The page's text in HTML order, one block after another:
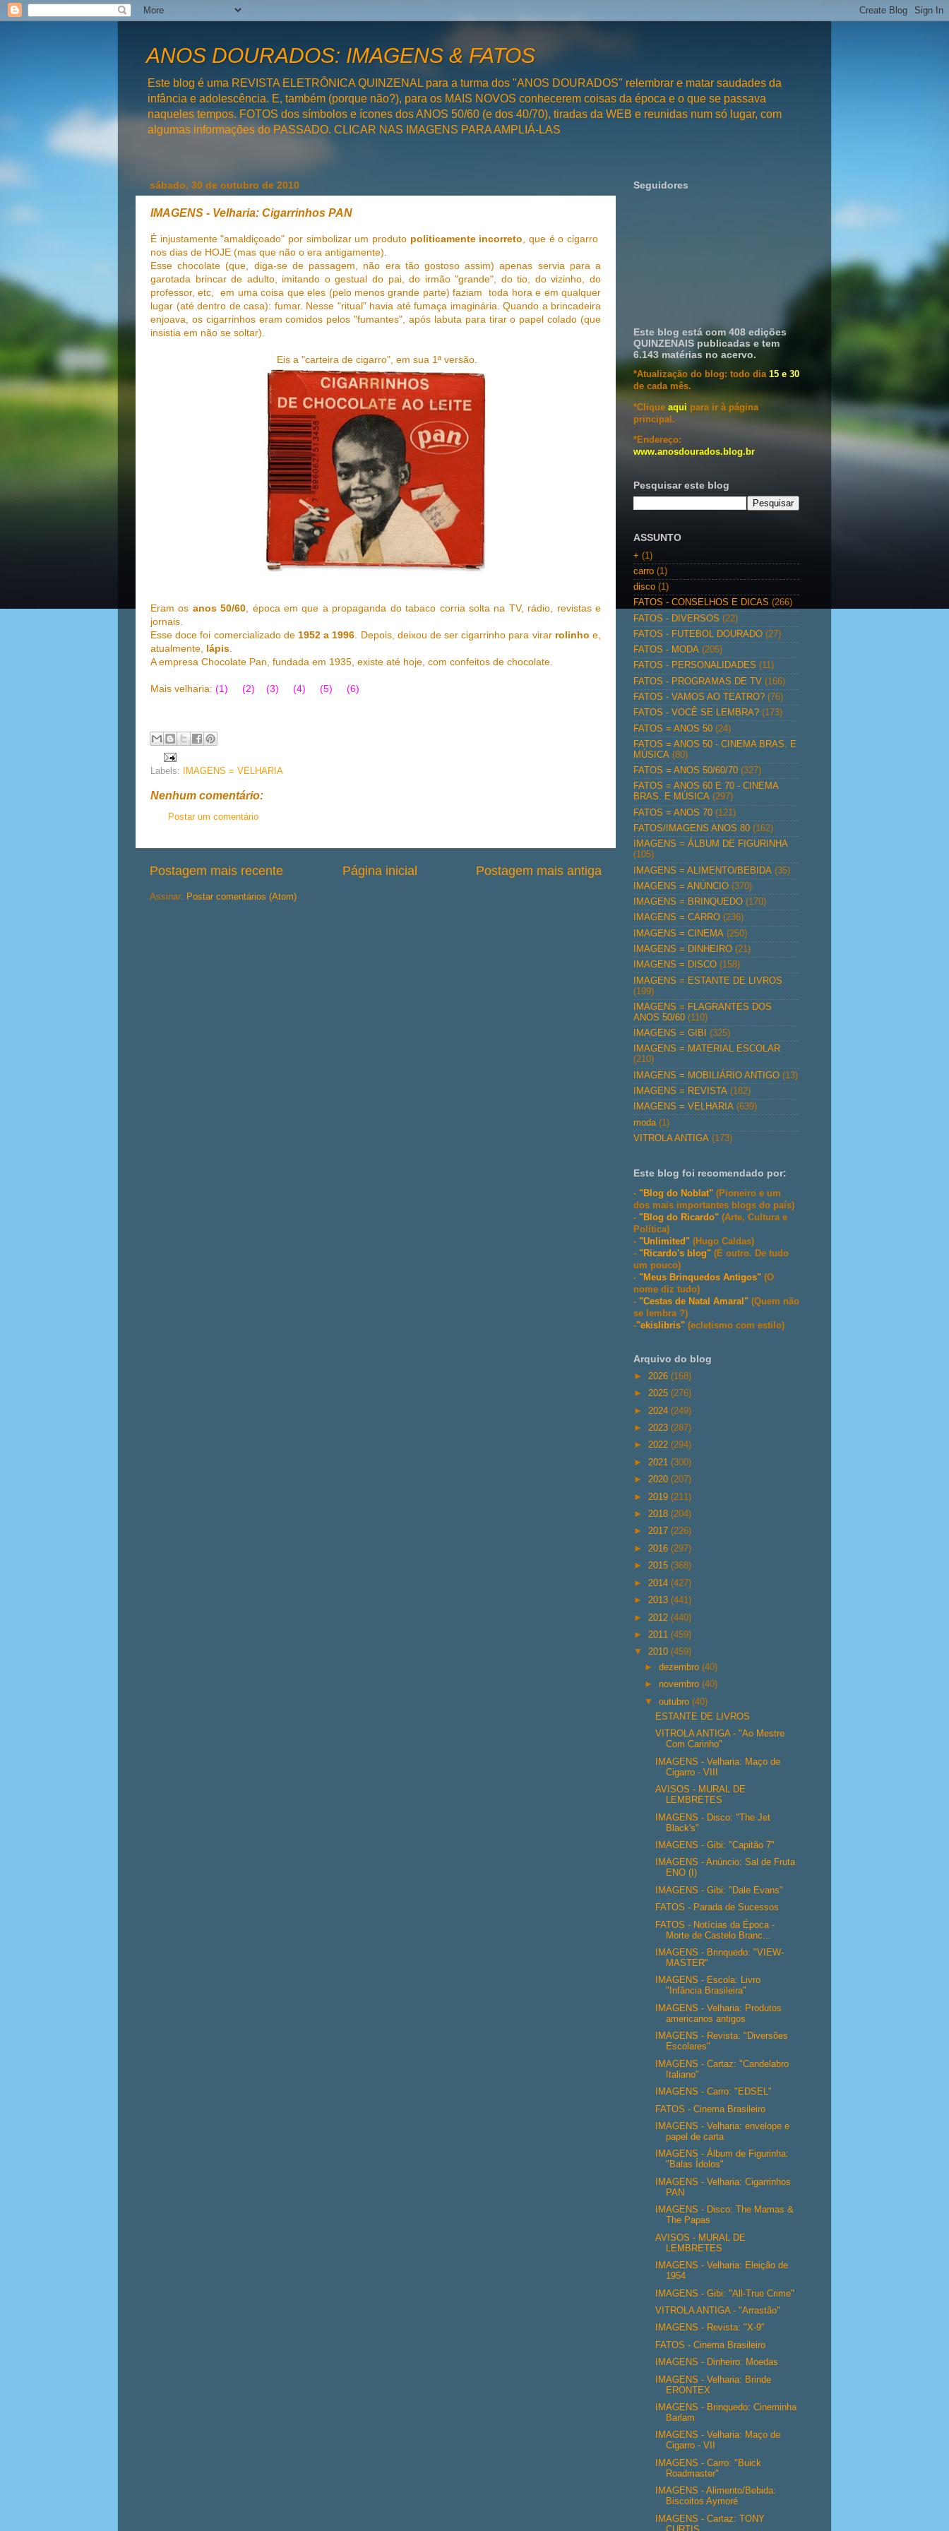
ANOS DOURADOS: IMAGENS & FATOS
Este blog é uma REVISTA ELETRÔNICA QUINZENAL para a turma dos "ANOS DOURADOS" relembrar e matar saudades da
infância e adolescência. E, também (porque não?), para os MAIS NOVOS conhecerem coisas da época e o que se passava
naqueles tempos. FOTOS dos símbolos e ícones dos ANOS 50/60 (e dos 40/70), tiradas da WEB e reunidas num só lugar, com
algumas informações do PASSADO. CLICAR NAS IMAGENS PARA AMPLIÁ-LAS
sábado, 30 de outubro de 2010
IMAGENS - Velharia: Cigarrinhos PAN
É injustamente "amaldiçoado" por simbolizar um produto politicamente incorreto, que é o cigarro
nos dias de HOJE (mas que não o era antigamente).
Esse chocolate (que, diga-se de passagem, não era tão gostoso assim) apenas servia para a
garotada brincar de adulto, imitando o gestual do pai, do irmão "grande", do tio, do vizinho, do
professor, etc, em uma coisa que eles (pelo menos grande parte) faziam toda hora e em qualquer
lugar (até dentro de casa): fumar. Nesse "ritual" havia até fumaça imaginária. Quando a brincadeira
enjoava, os cigarrinhos eram comidos pelos "fumantes", após labuta para tirar o papel colado (que
insistia em não se soltar).
Eis a "carteira de cigarro", em sua 1ª versão.
Eram os anos 50/60, época em que a propaganda do tabaco corria solta na TV, rádio, revistas e
jornais.
Esse doce foi comercializado de 1952 a 1996. Depois, deixou de ser cigarrinho para virar rolinho e,
atualmente, lápis.
A empresa Chocolate Pan, fundada em 1935, existe até hoje, com confeitos de chocolate.
Mais velharia: (1) (2) (3) (4) (5) (6)
Labels: IMAGENS = VELHARIA
Nenhum comentário:
Postar um comentário
Postagem mais recente Postagem mais antiga
Página inicial
Assinar: Postar comentários (Atom)
Seguidores
Este blog está com 408 edições
QUINZENAIS publicadas e tem
6.143 matérias no acervo.
*Atualização do blog: todo dia 15 e 30
de cada mês.
*Clique aqui para ir à página
principal.
*Endereço:
www.anosdourados.blog.br
Pesquisar este blog
ASSUNTO
+ (1)
carro (1)
disco (1)
FATOS - CONSELHOS E DICAS (266)
FATOS - DIVERSOS (22)
FATOS - FUTEBOL DOURADO (27)
FATOS - MODA (205)
FATOS - PERSONALIDADES (11)
FATOS - PROGRAMAS DE TV (166)
FATOS - VAMOS AO TEATRO? (76)
FATOS - VOCÊ SE LEMBRA? (173)
FATOS = ANOS 50 (24)
FATOS = ANOS 50 - CINEMA BRAS. E
MÚSICA (80)
FATOS = ANOS 50/60/70 (327)
FATOS = ANOS 60 E 70 - CINEMA
BRAS. E MÚSICA (297)
FATOS = ANOS 70 (121)
FATOS/IMAGENS ANOS 80 (162)
IMAGENS = ÁLBUM DE FIGURINHA
(105)
IMAGENS = ALIMENTO/BEBIDA (35)
IMAGENS = ANÚNCIO (370)
IMAGENS = BRINQUEDO (170)
IMAGENS = CARRO (236)
IMAGENS = CINEMA (250)
IMAGENS = DINHEIRO (21)
IMAGENS = DISCO (158)
IMAGENS = ESTANTE DE LIVROS
(199)
IMAGENS = FLAGRANTES DOS
ANOS 50/60 (110)
IMAGENS = GIBI
(325)
IMAGENS = MATERIAL ESCOLAR
(210)
IMAGENS = MOBILIÁRIO ANTIGO (13)
IMAGENS = REVISTA (182)
IMAGENS = VELHARIA (639)
moda (1)
VITROLA ANTIGA (173)
Este blog foi recomendado por:
- "Blog do Noblat" (Pioneiro e um
dos mais importantes blogs do país)
- "Blog do Ricardo" (Arte, Cultura e
Política)
- "Unlimited" (Hugo Caldas)
- "Ricardo's blog" (É outro. De tudo
um pouco)
- "Meus Brinquedos Antigos" (O
nome diz tudo)
- "Cestas de Natal Amaral" (Quem não
se lembra ?)
-"ekislibris" (ecletismo com estilo)
Arquivo do blog
► 2026 (168)
► 2025 (276)
► 2024 (249)
► 2023 (287)
► 2022 (294)
► 2021 (300)
► 2020 (207)
► 2019 (211)
► 2018 (204)
► 2017 (226)
► 2016 (297)
► 2015 (368)
► 2014 (427)
► 2013 (441)
► 2012 (440)
► 2011 (459)
▼ 2010 (459)
►dezembro(40)
► novembro(40)
▼outubro(40)
ESTANTE DE LIVROS
VITROLA ANTIGA - "Ao Mestre
Com Carinho"
IMAGENS - Velharia: Maço de
Cigarro - VIII
AVISOS - MURAL DE
LEMBRETES
IMAGENS - Disco: "The Jet
Black's"
IMAGENS - Gibi: "Capitão 7"
IMAGENS - Anúncio: Sal de Fruta
ENO (I)
IMAGENS - Gibi: "Dale Evans"
FATOS - Parada de Sucessos
FATOS - Notícias da Época -
Morte de Castelo Branc...
IMAGENS - Brinquedo: "VIEW-
MASTER"
IMAGENS - Escola: Livro
"Infância Brasileira"
IMAGENS - Velharia: Produtos
americanos antigos
IMAGENS - Revista: "Diversões
Escolares"
IMAGENS - Cartaz: "Candelabro
Italiano"
IMAGENS - Carro: "EDSEL"
FATOS - Cinema Brasileiro
IMAGENS - Velharia: envelope e
papel de carta
IMAGENS - Álbum de Figurinha:
"Balas Ídolos"
IMAGENS - Velharia: Cigarrinhos
PAN
IMAGENS - Disco: The Mamas &
The Papas
AVISOS - MURAL DE
LEMBRETES
IMAGENS - Velharia: Eleição de
1954
IMAGENS - Gibi: "All-True Crime"
VITROLA ANTIGA - "Arrastão"
IMAGENS - Revista: "X-9"
FATOS - Cinema Brasileiro
IMAGENS - Dinheiro: Moedas
IMAGENS - Velharia: Brinde
ERONTEX
IMAGENS - Brinquedo: Cineminha
Barlam
IMAGENS - Velharia: Maço de
Cigarro - VII
IMAGENS - Carro: "Buick
Roadmaster"
IMAGENS - Alimento/Bebida:
Biscoitos Aymoré
IMAGENS - Cartaz: TONY